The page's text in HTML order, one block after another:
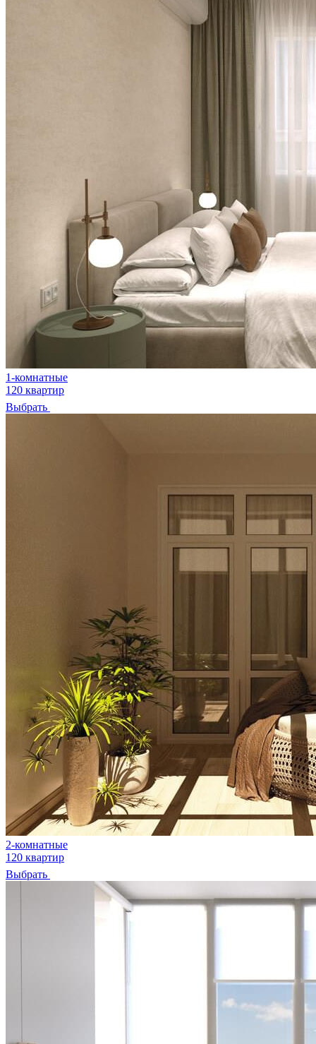
1-комнатные
120 квартир
Выбрать
2-комнатные
120 квартир
Выбрать